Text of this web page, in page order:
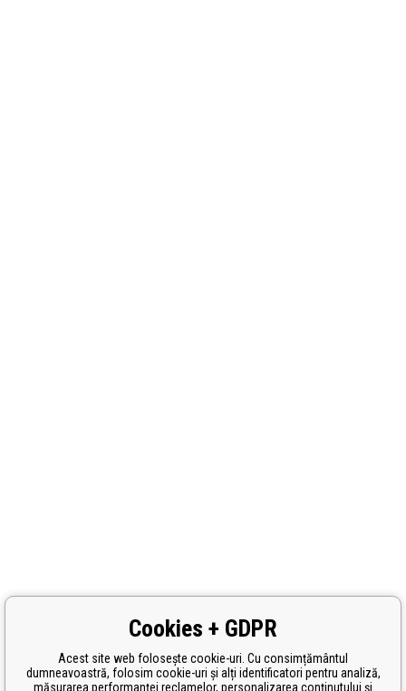
Cookies + GDPR
Acest site web folosește cookie-uri. Cu consimțământul
dumneavoastră, folosim cookie-uri și alți identificatori pentru analiză,
măsurarea performanței reclamelor, personalizarea conținutului și